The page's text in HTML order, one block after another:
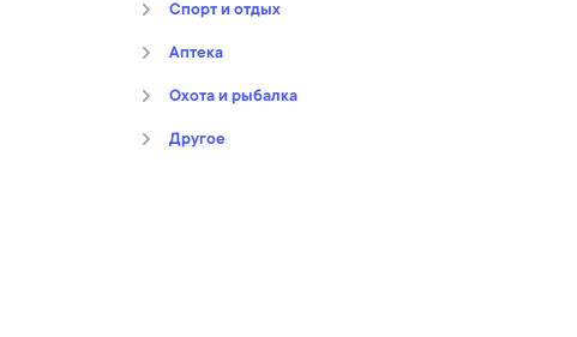
Спорт и отдых
Аптека
Охота и рыбалка
Другое